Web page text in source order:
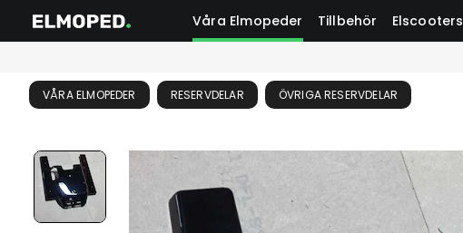
Våra Elmopeder Tillbehör Elscooters
VÅRA ELMOPEDER RESERVDELAR ÖVRIGA RESERVDELAR